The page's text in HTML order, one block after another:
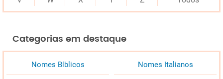
Categorias em destaque
Nomes Bíblicos Nomes Italianos